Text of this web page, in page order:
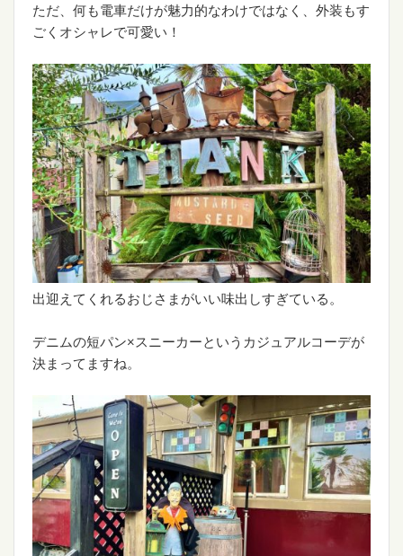
ただ、何も電車だけが魅力的なわけではなく、外装もす
ごくオシャレで可愛い！
出迎えてくれるおじさまがいい味出しすぎている。
デニムの短パン×スニーカーというカジュアルコーデが
決まってますね。